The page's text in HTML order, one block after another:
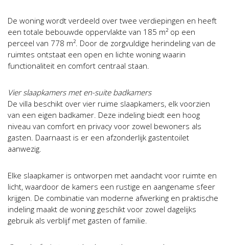
De woning wordt verdeeld over twee verdiepingen en heeft
een totale bebouwde oppervlakte van 185 m² op een
perceel van 778 m². Door de zorgvuldige herindeling van de
ruimtes ontstaat een open en lichte woning waarin
functionaliteit en comfort centraal staan.
Vier slaapkamers met en-suite badkamers
De villa beschikt over vier ruime slaapkamers, elk voorzien
van een eigen badkamer. Deze indeling biedt een hoog
niveau van comfort en privacy voor zowel bewoners als
gasten. Daarnaast is er een afzonderlijk gastentoilet
aanwezig.
Elke slaapkamer is ontworpen met aandacht voor ruimte en
licht, waardoor de kamers een rustige en aangename sfeer
krijgen. De combinatie van moderne afwerking en praktische
indeling maakt de woning geschikt voor zowel dagelijks
gebruik als verblijf met gasten of familie.